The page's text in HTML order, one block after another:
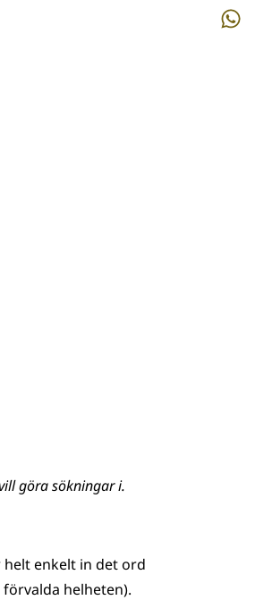
Dela
göra sökningar i.
enkelt in det ord
helheten).